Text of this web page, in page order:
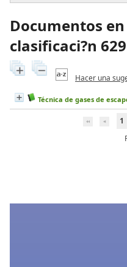
Documentos
clasificaci?n
Hacer una
Técnica de gases de
1